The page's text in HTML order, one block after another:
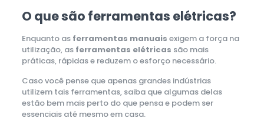
O que são ferramentas elétricas?
Enquanto as ferramentas manuais exigem a força na
utilização, as ferramentas elétricas são mais
práticas, rápidas e reduzem o esforço necessário.
Caso você pense que apenas grandes indústrias
utilizem tais ferramentas, saiba que algumas delas
estão bem mais perto do que pensa e podem ser
essenciais até mesmo em casa.